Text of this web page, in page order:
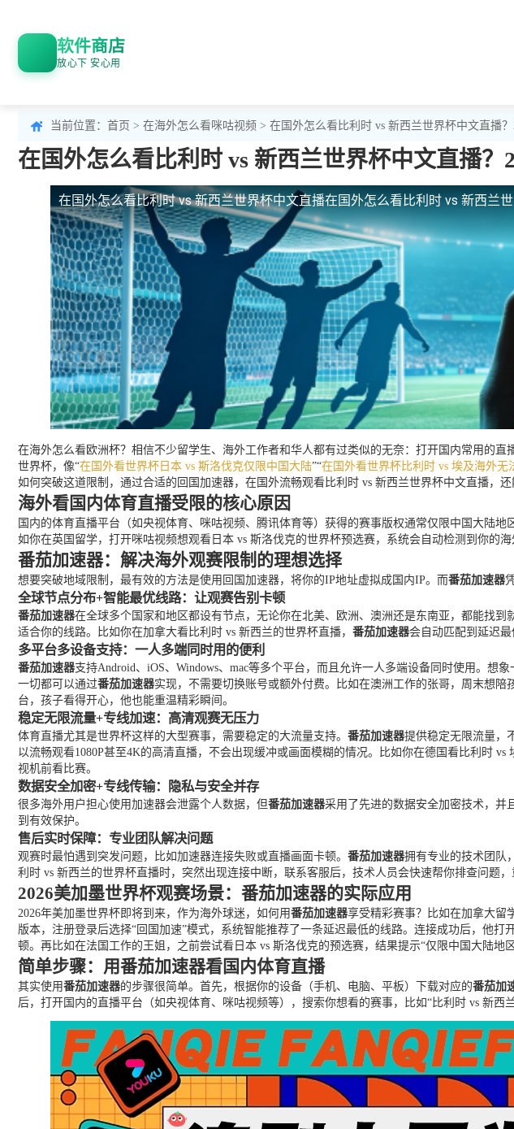
软件商店
放心下 安心用
当前位置： 首页 > 在海外怎么看咪咕视频 > 在国外怎么看比利时 vs 新西兰世界杯中文直播
在国外怎么看比利时 vs 新西兰世界杯中文直播
在国外怎么看比利时 vs 新西兰世界杯中文直播在国外怎么看比利时 vs 新西兰
在海外怎么看欧洲杯？相信不少留学生、海外工作者和华人都有过类似的无奈：打开国内常用的
世界杯，像“在国外看世界杯日本 vs 斯洛伐克仅限中国大陆”“在国外看世界杯比利时 vs 埃及海外无
如何突破这道限制，通过合适的回国加速器，在国外流畅观看比利时 vs 新西兰世界杯中文直播，
海外看国内体育直播受限的核心原因
国内的体育直播平台（如央视体育、咪咕视频、腾讯体育等）获得的赛事版权通常仅限中国大陆
如你在英国留学，打开咪咕视频想观看日本 vs 斯洛伐克的世界杯预选赛，系统会自动检测到你的
番茄加速器：解决海外观赛限制的理想选择
想要突破地域限制，最有效的方法是使用回国加速器，将你的IP地址虚拟成国内IP。而番茄加速器
全球节点分布+智能最优线路：让观赛告别卡顿
番茄加速器在全球多个国家和地区都设有节点，无论你在北美、欧洲、澳洲还是东南亚，都能找
适合你的线路。比如你在加拿大看比利时 vs 新西兰的世界杯直播， 番茄加速器会自动匹配到延迟
多平台多设备支持：一人多端同时用的便利
番茄加速器支持Android、iOS、Windows、mac等多个平台，而且允许一人多端设备同时使用。
一切都可以通过番茄加速器实现，不需要切换账号或额外付费。比如在澳洲工作的张哥，周末想
台，孩子看得开心，他也能重温精彩瞬间。
稳定无限流量+专线加速：高清观赛无压力
体育直播尤其是世界杯这样的大型赛事，需要稳定的大流量支持。 番茄加速器提供稳定无限流量，
以流畅观看1080P甚至4K的高清直播，不会出现缓冲或画面模糊的情况。比如你在德国看比利时
视机前看比赛。
数据安全加密+专线传输：隐私与安全并存
很多海外用户担心使用加速器会泄露个人数据，但番茄加速器采用了先进的数据安全加密技术，并
到有效保护。
售后实时保障：专业团队解决问题
观赛时最怕遇到突发问题，比如加速器连接失败或直播画面卡顿。 番茄加速器拥有专业的技术团队
利时 vs 新西兰的世界杯直播时，突然出现连接中断，联系客服后，技术人员会快速帮你排查问题
2026美加墨世界杯观赛场景：番茄加速器的实际应用
2026年美加墨世界杯即将到来，作为海外球迷，如何用番茄加速器享受精彩赛事？比如在加拿大留
版本，注册登录后选择“回国加速”模式，系统智能推荐了一条延迟最低的线路。连接成功后，他
顿。再比如在法国工作的王姐，之前尝试看日本 vs 斯洛伐克的预选赛，结果提示“仅限中国大陆地
简单步骤：用番茄加速器看国内体育直播
其实使用番茄加速器的步骤很简单。首先，根据你的设备（手机、电脑、平板）下载对应的番茄加
后，打开国内的直播平台（如央视体育、咪咕视频等），搜索你想看的赛事，比如“比利时 vs 新西